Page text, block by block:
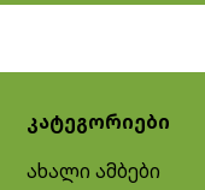
კატეგორიები
ახალი ამბები